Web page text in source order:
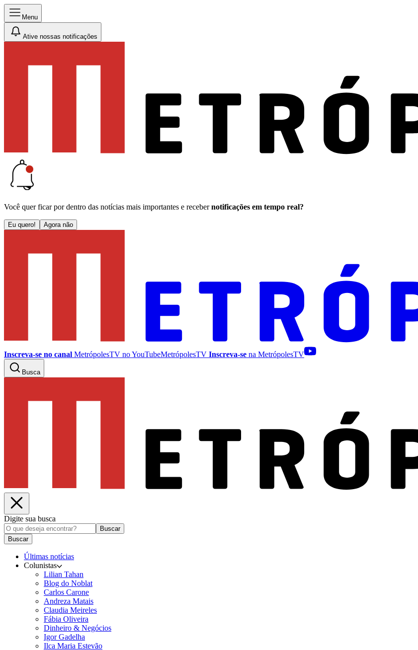
Menu
Ative nossas notificações
Você quer ficar por dentro das notícias mais importantes e receber notificações em tempo real?
Eu quero! Agora não
Inscreva-se no canal MetrópolesTV noYouTubeMetrópolesTV Inscreva-se na MetrópolesTV
Busca
Digite sua busca
Buscar
Buscar
Últimas notícias
Colunistas
Lilian Tahan
Blog do Noblat
Carlos Carone
Andreza Matais
Claudia Meireles
Fábia Oliveira
Dinheiro & Negócios
Igor Gadelha
Ilca Maria Estevão